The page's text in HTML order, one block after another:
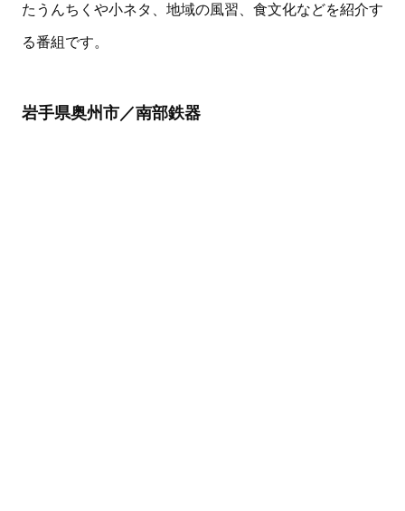
たうんちくや小ネタ、地域の風習、食文化などを紹介す
る番組です。
岩手県奥州市／南部鉄器